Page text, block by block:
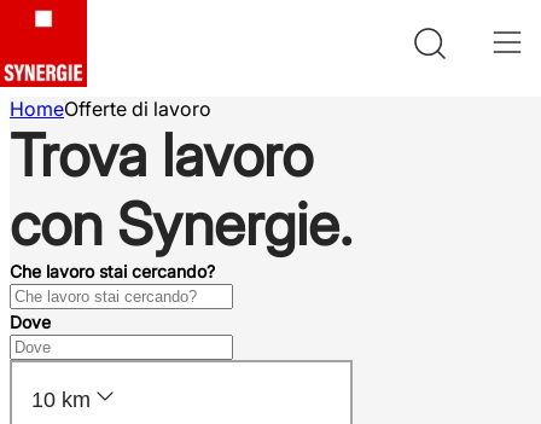
HomeOfferte di lavoro
Trova lavoro
con Synergie.
Che lavoro stai cercando?
Dove
10 km